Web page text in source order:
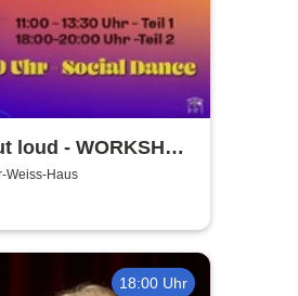
loud - WORKSHOP
| Peter Weiss
Weiss-Haus
18:00 Uhr